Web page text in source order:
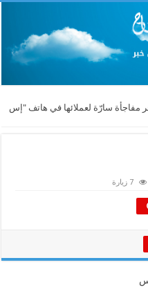
مفاجأة سارّة لعملائها في هاتف "إس
7 زيارة